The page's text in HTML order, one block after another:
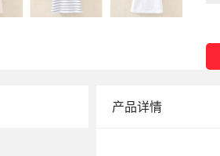
产品详情